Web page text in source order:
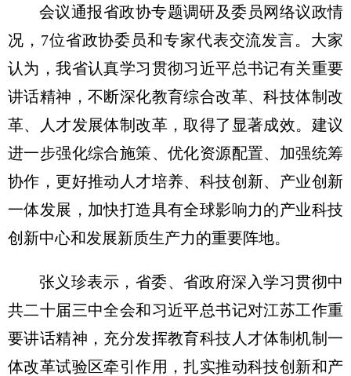
会议通报省政协专题调研及委员网络议政情
况，7位省政协委员和专家代表交流发言。大家
认为，我省认真学习贯彻习近平总书记有关重要
讲话精神，不断深化教育综合改革、科技体制改
革、人才发展体制改革，取得了显著成效。建议
进一步强化综合施策、优化资源配置、加强统筹
协作，更好推动人才培养、科技创新、产业创新
一体发展，加快打造具有全球影响力的产业科技
创新中心和发展新质生产力的重要阵地。
张义珍表示，省委、省政府深入学习贯彻中
共二十届三中全会和习近平总书记对江苏工作重
要讲话精神，充分发挥教育科技人才体制机制一
体改革试验区牵引作用，扎实推动科技创新和产